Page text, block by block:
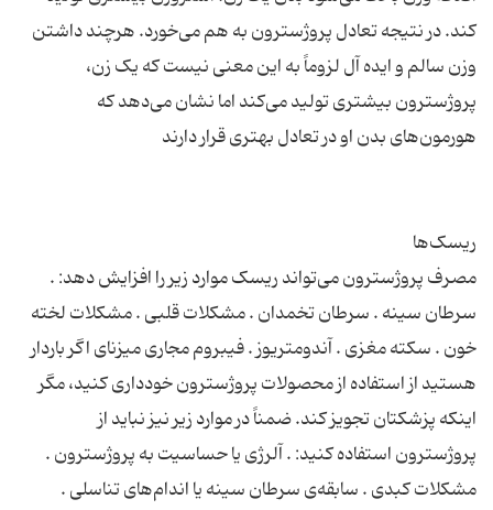
کند. در نتیجه تعادل پروژسترون به هم می‌خورد. هرچند داشتن
وزن سالم و ایده آل لزوماً به این معنی نیست که یک زن،
پروژسترون بیشتری تولید می‌کند اما نشان می‌دهد که
مصرف پروژسترون می‌تواند ریسک موارد زیر را افزایش دهد: .
سرطان سینه . سرطان تخمدان . مشکلات قلبی . مشکلات لخته
خون . سکته مغزی . آندومتریوز . فیبروم مجاری میزنای اگر باردار
هستید از استفاده از محصولات پروژسترون خودداری کنید، مگر
اینکه پزشکتان تجویز کند. ضمناً در موارد زیر نیز نباید از
پروژسترون استفاده کنید: . آلرژی یا حساسیت به پروژسترون .
مشکلات کبدی . سابقه‌ی سرطان سینه یا اندام‌های تناسلی .